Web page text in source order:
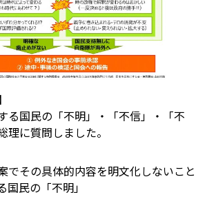
る国民の「不明」・「不信」・「不
に質問しました。
でその具体的内容を明文化しないこと
国民の「不明」